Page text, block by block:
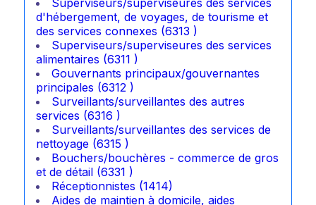
d'hébergement, de voyages, de tourisme et
des services connexes (6313 )
Superviseurs/superviseures des services
alimentaires (6311 )
Gouvernants principaux/gouvernantes
principales (6312 )
Surveillants/surveillantes des autres
services (6316 )
Surveillants/surveillantes des services de
nettoyage (6315 )
Bouchers/bouchères - commerce de gros
et de détail (6331 )
Réceptionnistes (1414)
Aides de maintien à domicile, aides